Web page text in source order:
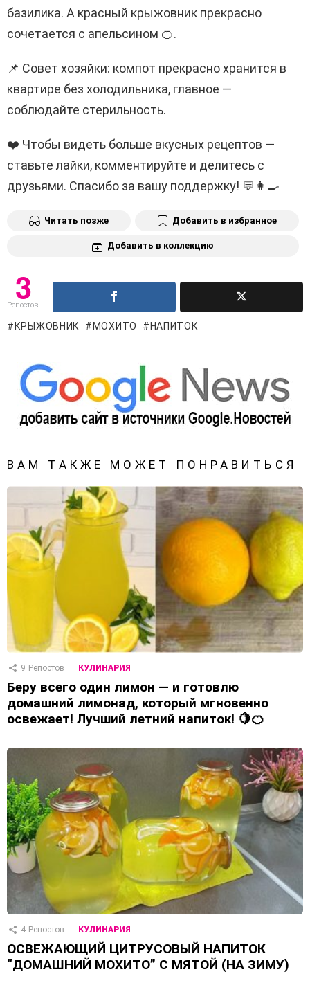
базилика. А красный крыжовник прекрасно
сочетается с апельсином 🍊.
📌 Совет хозяйки: компот прекрасно хранится в
квартире без холодильника, главное —
соблюдайте стерильность.
❤️ Чтобы видеть больше вкусных рецептов —
ставьте лайки, комментируйте и делитесь с
друзьями. Спасибо за вашу поддержку! 💬👩‍🍳
Читать позже Добавить в избранное
Добавить в коллекцию
3
Репостов
КРЫЖОВНИК МОХИТО НАПИТОК
ВАМ ТАКЖЕ МОЖЕТ ПОНРАВИТЬСЯ
9 Репостов КУЛИНАРИЯ
Беру всего один лимон — и готовлю
домашний лимонад, который мгновенно
освежает! Лучший летний напиток! 🍋🍊
4 Репостов КУЛИНАРИЯ
ОСВЕЖАЮЩИЙ ЦИТРУСОВЫЙ НАПИТОК
“ДОМАШНИЙ МОХИТО” С МЯТОЙ (НА ЗИМУ)